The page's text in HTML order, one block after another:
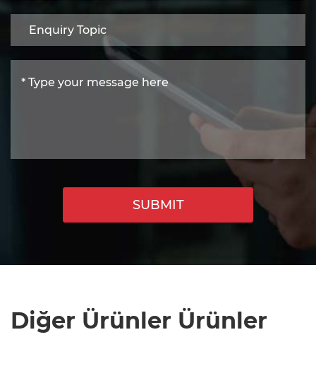
SUBMIT
Diğer Ürünler Ürünler